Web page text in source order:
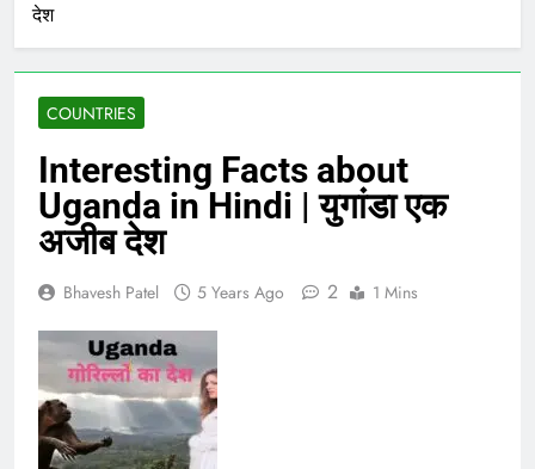
देश
COUNTRIES
Interesting Facts about
Uganda in Hindi | युगांडा एक
अजीब देश
Bhavesh Patel 5 Years Ago 2 1 Mins